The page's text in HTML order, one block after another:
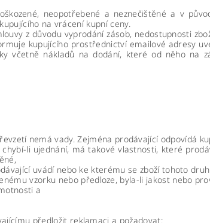
neopotřebené a neznečištěné a v
na vrácení kupní ceny.
z důvodu vyprodání zásob, nedostupnosti
kupujícího prostřednictví emailové adresy
včetně nákladů na dodání, které od něho na
nemá vady. Zejména prodávající odpovídá
li ujednání, má takové vlastnosti, které
uvádí nebo ke kterému se zboží tohoto
vzorku nebo předloze, byla-li jakost nebo
a
předložit reklamaci a požadovat: